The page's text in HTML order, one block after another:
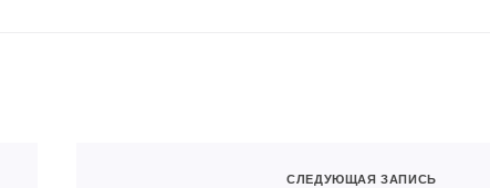
СЛЕДУЮЩАЯ ЗАПИСЬ